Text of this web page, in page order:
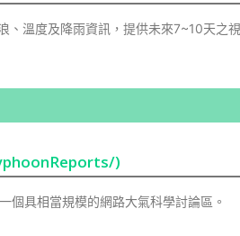
溫度及降雨資訊，提供未來7~10天之
)
個具相當規模的網路大氣科學討論區。